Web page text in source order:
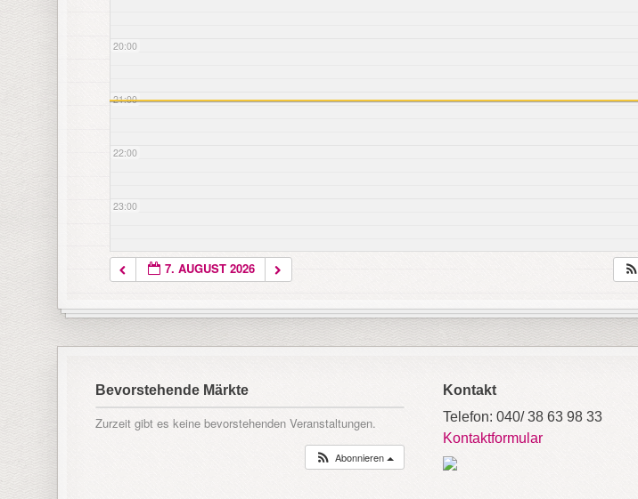
20:00
21:00
22:00
23:00
7. AUGUST 2026
Bevorstehende Märkte
Zurzeit gibt es keine bevorstehenden Veranstaltungen.
Abonnieren
Kontakt
Telefon: 040/ 38 63 98 33
Kontaktformular